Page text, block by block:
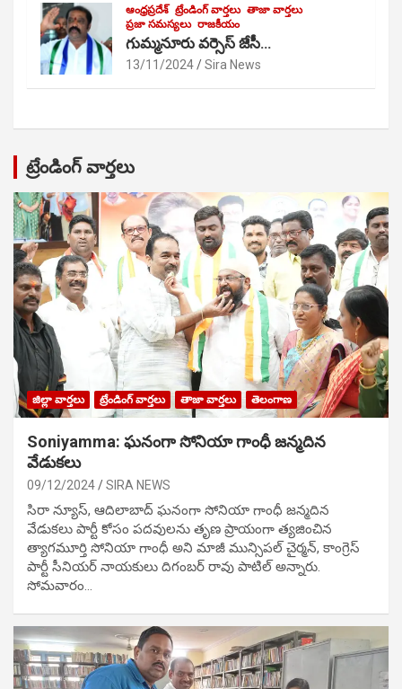
ఆంధ్రప్రదేశ్ ట్రేండింగ్ వార్తలు తాజా వార్తలు
ప్రజా సమస్యలు రాజకీయం
గుమ్మనూరు వర్సెస్ జేసీ…
13/11/2024 Sira News
ట్రేండింగ్ వార్తలు
జిల్లా వార్తలు ట్రేండింగ్ వార్తలు తాజా వార్తలు తెలంగాణ
Soniyamma: ఘ‌నంగా సోనియా గాంధీ జ‌న్మ‌దిన
వేడుక‌లు
09/12/2024 SIRA NEWS
సిరా న్యూస్, ఆదిలాబాద్ ఘ‌నంగా సోనియా గాంధీ జ‌న్మ‌దిన
వేడుక‌లు పార్టీ కోసం ప‌ద‌వుల‌ను తృణ ప్రాయంగా త్య‌జించిన
త్యాగమూర్తి సోనియా గాంధీ అని మాజీ మున్సిప‌ల్ చైర్మ‌న్, కాంగ్రెస్
పార్టీ సీనియ‌ర్ నాయ‌కులు దిగంబ‌ర్ రావు పాటిల్ అన్నారు.
సోమవారం…